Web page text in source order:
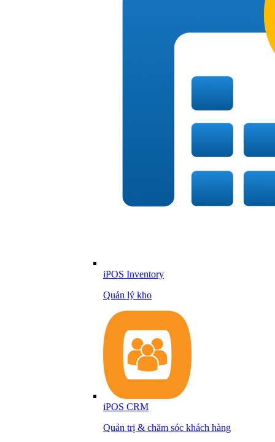
iPOS Inventory
Quản lý kho
iPOS CRM
Quản trị & chăm sóc khách hàng